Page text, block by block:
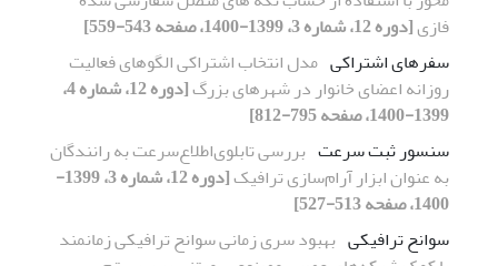
فازی[دوره 12، شماره 3، 1399-1400، صفحه 543-559]
سفرهای اشتراکی مدل انتخاب اشتراکی الگوهای فعالیت‌
روزانه اعضای خانوار در شهرهای بزرگ
[دوره 12، شماره 4،
1399-1400، صفحه 795-812]
سنسور ثبت سرعت بررسی تابلوی‌اطلاع‌‌سرعت به رانندگان
به عنوان ابزار آرام‌سازی ترافیک
[دوره 12، شماره 3، 1399-
1400، صفحه 513-527]
سوانح ترافیکی بهبود سری زمانی سوانح ترافیکی زمانمند